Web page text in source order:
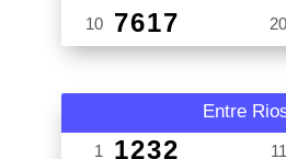
10 7617 20
Entre
1 1232 11